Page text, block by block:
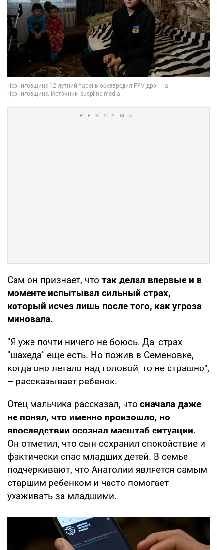
Сам он признает, что так делал впервые и в
моменте испытывал сильный страх,
который исчез лишь после того, как угроза
миновала.
"Я уже почти ничего не боюсь. Да, страх
"шахеда" еще есть. Но пожив в Семеновке,
когда оно летало над головой, то не страшно",
– рассказывает ребенок.
Отец мальчика рассказал, что сначала даже
не понял, что именно произошло, но
впоследствии осознал масштаб ситуации.
Он отметил, что сын сохранил спокойствие и
фактически спас младших детей. В семье
подчеркивают, что Анатолий является самым
старшим ребенком и часто помогает
ухаживать за младшими.